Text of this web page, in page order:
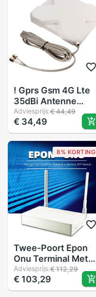
! Gprs Gsm 4G Lte
35dBi Antenne
Booster Signaal
Sma Stekker 2M
Kabel
Adviesprijs:€ 44,49
€ 34,49
8% KORTING
Twee-Poort Epon
Onu Terminal Met
1G1F + Catv + Wifi
Video Surveillance
Ftth Modus Mini
Adviesprijs:€ 112,29
€ 103,29